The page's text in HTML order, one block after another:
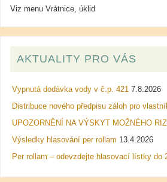
Viz menu Vrátnice, úklid
AKTUALITY PRO VÁS
Vypnutá dodávka vody v č.p. 421 7.8.2026
Distribuce nového předpisu záloh pro
UPOZORNĚNÍ NA VÝSKYT MOŽNÉHO
Výsledky hlasování per rollam 13.4.2026
Per rollam – odevzdejte hlasovací lístky do